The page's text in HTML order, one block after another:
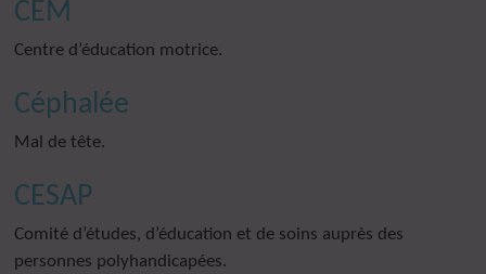
CEM
Centre d’éducation motrice.
Céphalée
Mal de tête.
CESAP
Comité d’études, d’éducation et de soins auprès des
personnes polyhandicapées.